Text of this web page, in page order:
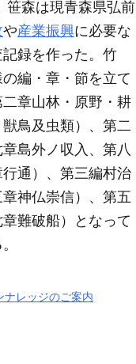
笹森は現青森県弘前
や産業振興に必要な
録を作った。竹
編・章・節を立て
二章山林・原野・耕
鳥及虫類） 、第二
島外ノ収入、第八
通） 、第三編村治
神仏崇信） 、第五
難破船）
となって
レッジのご案内